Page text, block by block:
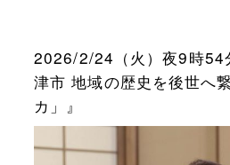
2026/2/24（火）夜9時54
津市 地域の歴史を後世へ
カ」』